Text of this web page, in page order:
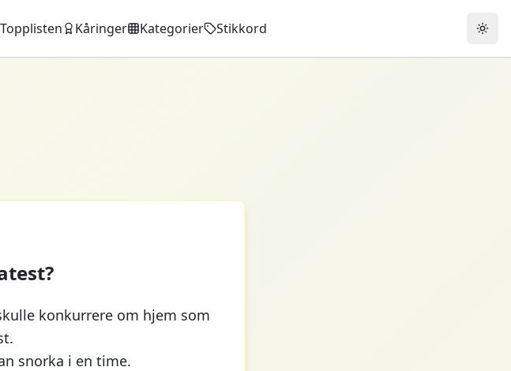
Topplisten Kåringer Kategorier Stikkord
konkurrere om hjem som
snorka i en time.